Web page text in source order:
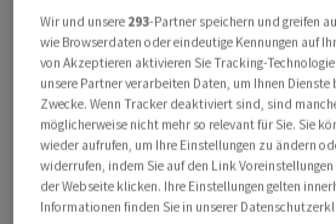
Im Irak wurden offiziellen Angaben
Geständnis des früheren Vize-
Dschumaili in der Nacht zum
festgenommen, darunter hohe
Abgeordnete. Ermittler
Berichten bisher Bargeld im Wert
Millionen Euro zudem Dutzende
Wir und unsere 293-Partner speichern und greifen
wie Browserdaten oder eindeutige Kennungen auf
von Akzeptieren aktivieren Sie Tracking-
unsere Partner verarbeiten Daten, um Ihnen
Zwecke. Wenn Tracker deaktiviert sind, sind
möglicherweise nicht mehr so relevant für Sie. Sie
wieder aufrufen, um Ihre Einstellungen zu ändern
widerrufen, indem Sie auf den Link
der Webseite klicken. Ihre Einstellungen gelten
Informationen finden Sie in unserer